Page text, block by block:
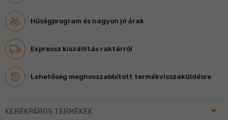
Hűségprogram és nagyon jó árak
Expressz kiszállítás raktárról
Lehetőség meghosszabbított termékvisszaküldésre
arrow_drop_up
KERÉKPÁROS TERMÉKEK